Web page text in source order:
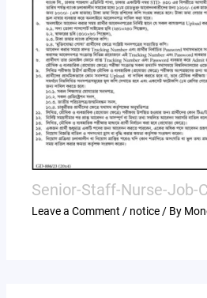
Senior-Staff-Nurse-Job-
Leave a Comment / notice / By